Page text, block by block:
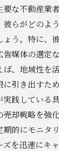
の変化と市場
策や開発計画
タを活用した
に基づくリス
に柔軟に対応
の不動産売却を
戦略
セスを効率化
制に準拠した
要な不動産業
らがどのよ
ょう。特に、
告媒体の選定
ば、地域性を
に引き出すた
実践している
売却戦略を強
期的にモニタ
ズを迅速にキ